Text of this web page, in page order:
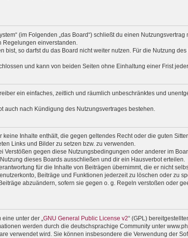
(im Folgenden „das Board“) schließt du einen
Regelungen einverstanden.
bist, so darfst du das Board nicht weiter nutzen. Für die Nutzung
und kann von beiden Seiten ohne Einhaltung einer Frist
ein einfaches, zeitlich und räumlich unbeschränktes und
auch nach Kündigung des Nutzungsvertrages bestehen.
keine Inhalte enthält, die gegen geltendes Recht oder die guten
Links und Bilder zu setzen bzw. zu verwenden.
Verstößen gegen diese Nutzungsbedingungen oder anderer im
dieses Boards ausschließen und dir ein Hausverbot erteilen.
für die Inhalte von Beiträgen übernimmt, die er nicht
Beiträge und Funktionen jederzeit zu löschen oder zu
abzuändern, sofern sie gegen o. g. Regeln verstoßen oder
unter der „ GNU General Public License v2“ (GPL)
werden durch die deutschsprachige Community unter
verwendet wird. Sie können insbesondere die Verwendung der